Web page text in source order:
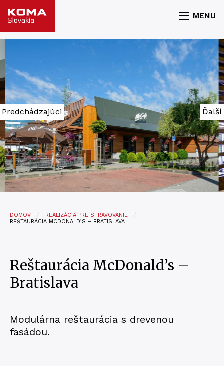
MENU
Predchádzajúci Ďalší
DOMOV
REALIZÁCIA PRE STRAVOVANIE
REŠTAURÁCIA MCDONALD’S – BRATISLAVA
Reštaurácia McDonald’s –
Bratislava
Modulárna reštaurácia s drevenou
fasádou.